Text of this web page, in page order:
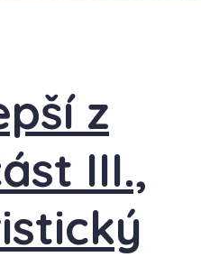
z
III.,